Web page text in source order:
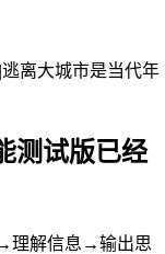
离大城市是当代年
测试版已经
理解信息→输出思